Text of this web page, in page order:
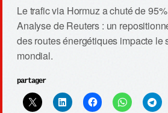
Le trafic via Hormuz a chuté de
Analyse de Reuters : un
des routes énergétiques impacte le
mondial.
partager